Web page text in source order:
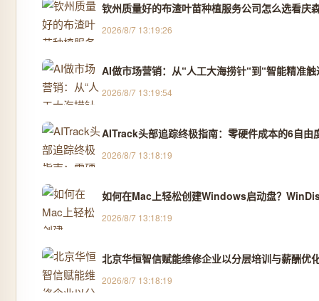
钦州质量好的布渣叶苗种植服务公司怎么选看庆
2026/8/7 13:19:26
AI做市场营销：从“人工大海捞针“到“智能精准
2026/8/7 13:19:54
AITrack头部追踪终极指南：零硬件成本的6自由
2026/8/7 13:18:19
如何在Mac上轻松创建Windows启动盘？
2026/8/7 13:18:19
北京华恒智信赋能维修企业以分层培训与薪酬优
2026/8/7 13:18:19